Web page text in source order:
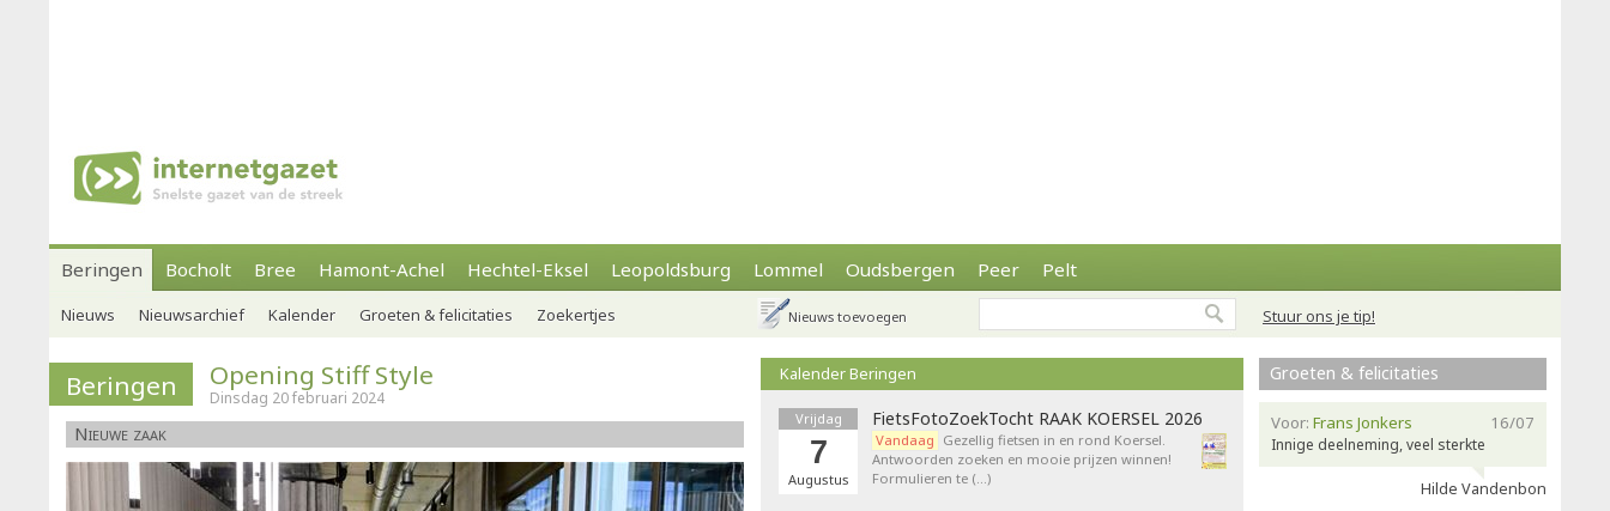
Beringen Bocholt Bree Hamont-Achel Hechtel-Eksel Leopoldsburg Lommel Oudsbergen Peer Pelt
Stuur ons je tip!
Nieuws Nieuwsarchief Kalender Groeten & felicitaties Zoekertjes Nieuws toevoegen
Beringen Opening Stiff Style
Dinsdag 20 februari 2024
Nieuwe zaak
Kalender Beringen
Vrijdag
7
Augustus
FietsFotoZoekTocht RAAK KOERSEL 2026
Vandaag Gezellig fietsen in en rond Koersel.
Antwoorden zoeken en mooie prijzen winnen!
Formulieren te (…)
Groeten & felicitaties
16/07
Voor: Frans Jonkers
Innige deelneming, veel sterkte
Hilde Vandenbon